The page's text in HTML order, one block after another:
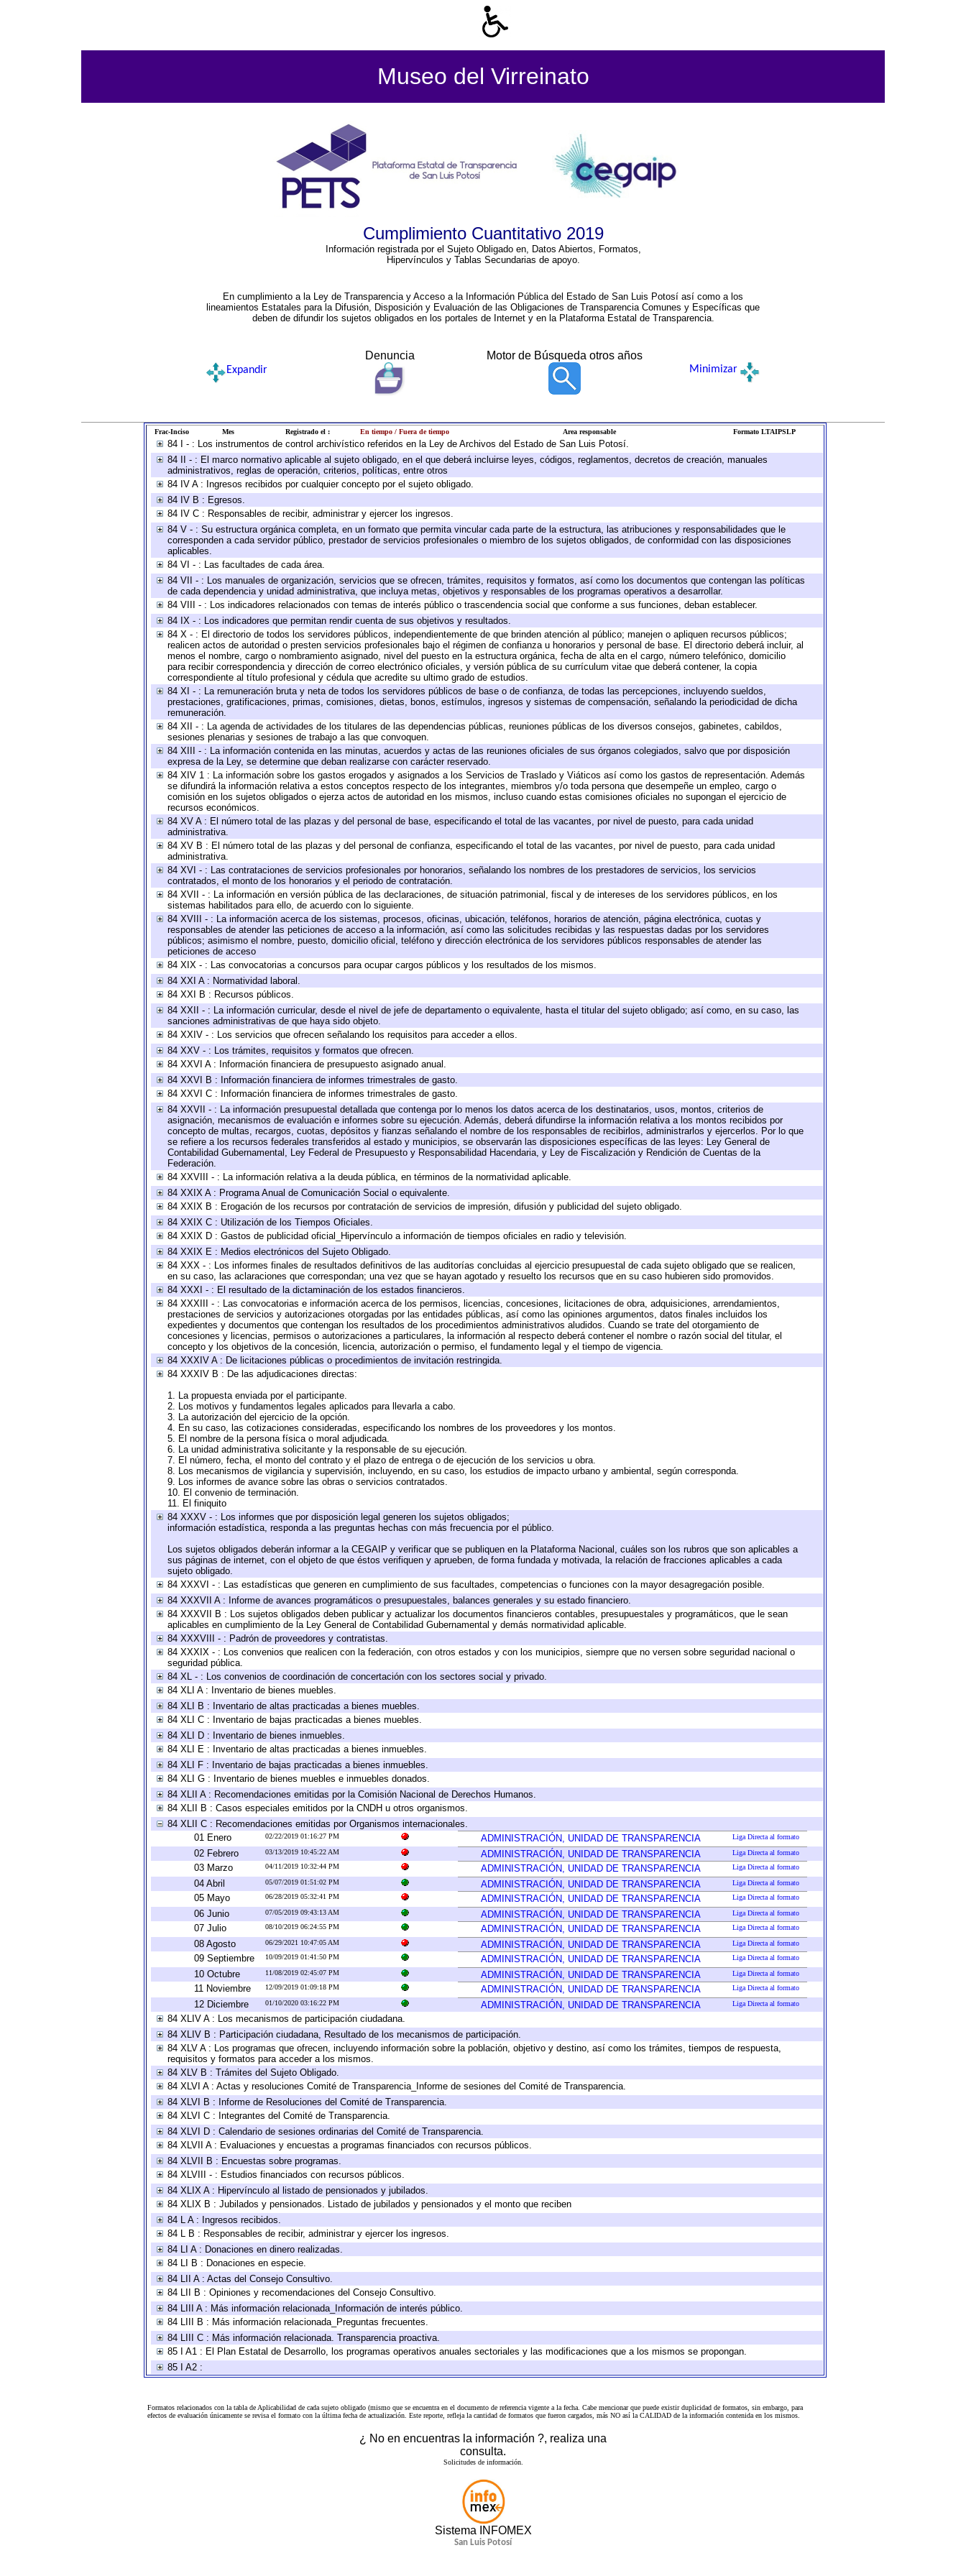
Museo del Virreinato
Cumplimiento Cuantitativo 2019
Información registrada por el Sujeto Obligado en, Datos Abiertos, Formatos,
Hipervínculos y Tablas Secundarias de apoyo.
En cumplimiento a la Ley de Transparencia y Acceso a la Información Pública del Estado de San Luis Potosí así como a los
lineamientos Estatales para la Difusión, Disposición y Evaluación de las Obligaciones de Transparencia Comunes y Específicas que
deben de difundir los sujetos obligados en los portales de Internet y en la Plataforma Estatal de Transparencia.
Denuncia Motor de Búsqueda otros años
Expandir Minimizar
Frac-Inciso Mes Registrado el : En tiempo / Fuera de tiempo Area responsable Formato LTAIPSLP
84 I - : Los instrumentos de control archivístico referidos en la Ley de Archivos del Estado de San Luis Potosí.
84 II - : El marco normativo aplicable al sujeto obligado, en el que deberá incluirse leyes, códigos, reglamentos, decretos de creación, manuales
administrativos, reglas de operación, criterios, políticas, entre otros
84 IV A : Ingresos recibidos por cualquier concepto por el sujeto obligado.
84 IV B : Egresos.
84 IV C : Responsables de recibir, administrar y ejercer los ingresos.
84 V - : Su estructura orgánica completa, en un formato que permita vincular cada parte de la estructura, las atribuciones y responsabilidades que le
corresponden a cada servidor público, prestador de servicios profesionales o miembro de los sujetos obligados, de conformidad con las disposiciones
aplicables.
84 VI - : Las facultades de cada área.
84 VII - : Los manuales de organización, servicios que se ofrecen, trámites, requisitos y formatos, así como los documentos que contengan las políticas
de cada dependencia y unidad administrativa, que incluya metas, objetivos y responsables de los programas operativos a desarrollar.
84 VIII - : Los indicadores relacionados con temas de interés público o trascendencia social que conforme a sus funciones, deban establecer.
84 IX - : Los indicadores que permitan rendir cuenta de sus objetivos y resultados.
84 X - : El directorio de todos los servidores públicos, independientemente de que brinden atención al público; manejen o apliquen recursos públicos;
realicen actos de autoridad o presten servicios profesionales bajo el régimen de confianza u honorarios y personal de base. El directorio deberá incluir, al
menos el nombre, cargo o nombramiento asignado, nivel del puesto en la estructura orgánica, fecha de alta en el cargo, número telefónico, domicilio
para recibir correspondencia y dirección de correo electrónico oficiales, y versión pública de su currículum vitae que deberá contener, la copia
correspondiente al título profesional y cédula que acredite su ultimo grado de estudios.
84 XI - : La remuneración bruta y neta de todos los servidores públicos de base o de confianza, de todas las percepciones, incluyendo sueldos,
prestaciones, gratificaciones, primas, comisiones, dietas, bonos, estímulos, ingresos y sistemas de compensación, señalando la periodicidad de dicha
remuneración.
84 XII - : La agenda de actividades de los titulares de las dependencias públicas, reuniones públicas de los diversos consejos, gabinetes, cabildos,
sesiones plenarias y sesiones de trabajo a las que convoquen.
84 XIII - : La información contenida en las minutas, acuerdos y actas de las reuniones oficiales de sus órganos colegiados, salvo que por disposición
expresa de la Ley, se determine que deban realizarse con carácter reservado.
84 XIV 1 : La información sobre los gastos erogados y asignados a los Servicios de Traslado y Viáticos así como los gastos de representación. Además
se difundirá la información relativa a estos conceptos respecto de los integrantes, miembros y/o toda persona que desempeñe un empleo, cargo o
comisión en los sujetos obligados o ejerza actos de autoridad en los mismos, incluso cuando estas comisiones oficiales no supongan el ejercicio de
recursos económicos.
84 XV A : El número total de las plazas y del personal de base, especificando el total de las vacantes, por nivel de puesto, para cada unidad
administrativa.
84 XV B : El número total de las plazas y del personal de confianza, especificando el total de las vacantes, por nivel de puesto, para cada unidad
administrativa.
84 XVI - : Las contrataciones de servicios profesionales por honorarios, señalando los nombres de los prestadores de servicios, los servicios
contratados, el monto de los honorarios y el periodo de contratación.
84 XVII - : La información en versión pública de las declaraciones, de situación patrimonial, fiscal y de intereses de los servidores públicos, en los
sistemas habilitados para ello, de acuerdo con lo siguiente.
84 XVIII - : La información acerca de los sistemas, procesos, oficinas, ubicación, teléfonos, horarios de atención, página electrónica, cuotas y
responsables de atender las peticiones de acceso a la información, así como las solicitudes recibidas y las respuestas dadas por los servidores
públicos; asimismo el nombre, puesto, domicilio oficial, teléfono y dirección electrónica de los servidores públicos responsables de atender las
peticiones de acceso
84 XIX - : Las convocatorias a concursos para ocupar cargos públicos y los resultados de los mismos.
84 XXI A : Normatividad laboral.
84 XXI B : Recursos públicos.
84 XXII - : La información curricular, desde el nivel de jefe de departamento o equivalente, hasta el titular del sujeto obligado; así como, en su caso, las
sanciones administrativas de que haya sido objeto.
84 XXIV - : Los servicios que ofrecen señalando los requisitos para acceder a ellos.
84 XXV - : Los trámites, requisitos y formatos que ofrecen.
84 XXVI A : Información financiera de presupuesto asignado anual.
84 XXVI B : Información financiera de informes trimestrales de gasto.
84 XXVI C : Información financiera de informes trimestrales de gasto.
84 XXVII - : La información presupuestal detallada que contenga por lo menos los datos acerca de los destinatarios, usos, montos, criterios de
asignación, mecanismos de evaluación e informes sobre su ejecución. Además, deberá difundirse la información relativa a los montos recibidos por
concepto de multas, recargos, cuotas, depósitos y fianzas señalando el nombre de los responsables de recibirlos, administrarlos y ejercerlos. Por lo que
se refiere a los recursos federales transferidos al estado y municipios, se observarán las disposiciones específicas de las leyes: Ley General de
Contabilidad Gubernamental, Ley Federal de Presupuesto y Responsabilidad Hacendaria, y Ley de Fiscalización y Rendición de Cuentas de la
Federación.
84 XXVIII - : La información relativa a la deuda pública, en términos de la normatividad aplicable.
84 XXIX A : Programa Anual de Comunicación Social o equivalente.
84 XXIX B : Erogación de los recursos por contratación de servicios de impresión, difusión y publicidad del sujeto obligado.
84 XXIX C : Utilización de los Tiempos Oficiales.
84 XXIX D : Gastos de publicidad oficial_Hipervínculo a información de tiempos oficiales en radio y televisión.
84 XXIX E : Medios electrónicos del Sujeto Obligado.
84 XXX - : Los informes finales de resultados definitivos de las auditorías concluidas al ejercicio presupuestal de cada sujeto obligado que se realicen,
en su caso, las aclaraciones que correspondan; una vez que se hayan agotado y resuelto los recursos que en su caso hubieren sido promovidos.
84 XXXI - : El resultado de la dictaminación de los estados financieros.
84 XXXIII - : Las convocatorias e información acerca de los permisos, licencias, concesiones, licitaciones de obra, adquisiciones, arrendamientos,
prestaciones de servicios y autorizaciones otorgadas por las entidades públicas, así como las opiniones argumentos, datos finales incluidos los
expedientes y documentos que contengan los resultados de los procedimientos administrativos aludidos. Cuando se trate del otorgamiento de
concesiones y licencias, permisos o autorizaciones a particulares, la información al respecto deberá contener el nombre o razón social del titular, el
concepto y los objetivos de la concesión, licencia, autorización o permiso, el fundamento legal y el tiempo de vigencia.
84 XXXIV A : De licitaciones públicas o procedimientos de invitación restringida.
84 XXXIV B : De las adjudicaciones directas:
1. La propuesta enviada por el participante.
2. Los motivos y fundamentos legales aplicados para llevarla a cabo.
3. La autorización del ejercicio de la opción.
4. En su caso, las cotizaciones consideradas, especificando los nombres de los proveedores y los montos.
5. El nombre de la persona física o moral adjudicada.
6. La unidad administrativa solicitante y la responsable de su ejecución.
7. El número, fecha, el monto del contrato y el plazo de entrega o de ejecución de los servicios u obra.
8. Los mecanismos de vigilancia y supervisión, incluyendo, en su caso, los estudios de impacto urbano y ambiental, según corresponda.
9. Los informes de avance sobre las obras o servicios contratados.
10. El convenio de terminación.
11. El finiquito
84 XXXV - : Los informes que por disposición legal generen los sujetos obligados;
información estadística, responda a las preguntas hechas con más frecuencia por el público.
Los sujetos obligados deberán informar a la CEGAIP y verificar que se publiquen en la Plataforma Nacional, cuáles son los rubros que son aplicables a
sus páginas de internet, con el objeto de que éstos verifiquen y aprueben, de forma fundada y motivada, la relación de fracciones aplicables a cada
sujeto obligado.
84 XXXVI - : Las estadísticas que generen en cumplimiento de sus facultades, competencias o funciones con la mayor desagregación posible.
84 XXXVII A : Informe de avances programáticos o presupuestales, balances generales y su estado financiero.
84 XXXVII B : Los sujetos obligados deben publicar y actualizar los documentos financieros contables, presupuestales y programáticos, que le sean
aplicables en cumplimiento de la Ley General de Contabilidad Gubernamental y demás normatividad aplicable.
84 XXXVIII - : Padrón de proveedores y contratistas.
84 XXXIX - : Los convenios que realicen con la federación, con otros estados y con los municipios, siempre que no versen sobre seguridad nacional o
seguridad pública.
84 XL - : Los convenios de coordinación de concertación con los sectores social y privado.
84 XLI A : Inventario de bienes muebles.
84 XLI B : Inventario de altas practicadas a bienes muebles.
84 XLI C : Inventario de bajas practicadas a bienes muebles.
84 XLI D : Inventario de bienes inmuebles.
84 XLI E : Inventario de altas practicadas a bienes inmuebles.
84 XLI F : Inventario de bajas practicadas a bienes inmuebles.
84 XLI G : Inventario de bienes muebles e inmuebles donados.
84 XLII A : Recomendaciones emitidas por la Comisión Nacional de Derechos Humanos.
84 XLII B : Casos especiales emitidos por la CNDH u otros organismos.
84 XLII C : Recomendaciones emitidas por Organismos internacionales.
01 Enero
02/22/2019 01:16:27 PM ADMINISTRACIÓN, UNIDAD DE TRANSPARENCIA Liga Directa al formato
02 Febrero 03/13/2019 10:45:22 AM ADMINISTRACIÓN, UNIDAD DE TRANSPARENCIA Liga Directa al formato
03 Marzo 04/11/2019 10:32:44 PM ADMINISTRACIÓN, UNIDAD DE TRANSPARENCIA Liga Directa al formato
04 Abril 05/07/2019 01:51:02 PM ADMINISTRACIÓN, UNIDAD DE TRANSPARENCIA Liga Directa al formato
05 Mayo 06/28/2019 05:32:41 PM ADMINISTRACIÓN, UNIDAD DE TRANSPARENCIA Liga Directa al formato
06 Junio 07/05/2019 09:43:13 AM ADMINISTRACIÓN, UNIDAD DE TRANSPARENCIA Liga Directa al formato
07 Julio 08/10/2019 06:24:55 PM ADMINISTRACIÓN, UNIDAD DE TRANSPARENCIA Liga Directa al formato
08 Agosto 06/29/2021 10:47:05 AM ADMINISTRACIÓN, UNIDAD DE TRANSPARENCIA Liga Directa al formato
09 Septiembre 10/09/2019 01:41:50 PM ADMINISTRACIÓN, UNIDAD DE TRANSPARENCIA Liga Directa al formato
10 Octubre 11/08/2019 02:45:07 PM ADMINISTRACIÓN, UNIDAD DE TRANSPARENCIA Liga Directa al formato
11 Noviembre 12/09/2019 01:09:18 PM ADMINISTRACIÓN, UNIDAD DE TRANSPARENCIA Liga Directa al formato
12 Diciembre 01/10/2020 03:16:22 PM ADMINISTRACIÓN, UNIDAD DE TRANSPARENCIA Liga Directa al formato
84 XLIV A : Los mecanismos de participación ciudadana.
84 XLIV B : Participación ciudadana, Resultado de los mecanismos de participación.
84 XLV A : Los programas que ofrecen, incluyendo información sobre la población, objetivo y destino, así como los trámites, tiempos de respuesta,
requisitos y formatos para acceder a los mismos.
84 XLV B : Trámites del Sujeto Obligado.
84 XLVI A : Actas y resoluciones Comité de Transparencia_Informe de sesiones del Comité de Transparencia.
84 XLVI B : Informe de Resoluciones del Comité de Transparencia.
84 XLVI C : Integrantes del Comité de Transparencia.
84 XLVI D : Calendario de sesiones ordinarias del Comité de Transparencia.
84 XLVII A : Evaluaciones y encuestas a programas financiados con recursos públicos.
84 XLVII B : Encuestas sobre programas.
84 XLVIII - : Estudios financiados con recursos públicos.
84 XLIX A : Hipervínculo al listado de pensionados y jubilados.
84 XLIX B : Jubilados y pensionados. Listado de jubilados y pensionados y el monto que reciben
84 L A : Ingresos recibidos.
84 L B : Responsables de recibir, administrar y ejercer los ingresos.
84 LI A : Donaciones en dinero realizadas.
84 LI B : Donaciones en especie.
84 LII A : Actas del Consejo Consultivo.
84 LII B : Opiniones y recomendaciones del Consejo Consultivo.
84 LIII A : Más información relacionada_Información de interés público.
84 LIII B : Más información relacionada_Preguntas frecuentes.
84 LIII C : Más información relacionada. Transparencia proactiva.
85 I A1 : El Plan Estatal de Desarrollo, los programas operativos anuales sectoriales y las modificaciones que a los mismos se propongan.
85 I A2 :
Formatos relacionados con la tabla de Aplicabilidad de cada sujeto obligado (mismo que se encuentra en el documento de referenciavigente a la fecha. Cabe mencionar que puede existir duplicidad de formatos, sin embargo, para
efectos de evaluación únicamente se revisa el formato con la última fecha de actualización. Este reporte, refleja la cantidad de formatos que fueron cargados, más NO así la CALIDAD de la información contenida en los mismos.
¿ No en encuentras la información ?, realiza una
consulta.
Solicitudes de información.
Sistema INFOMEX
San Luis Potosí